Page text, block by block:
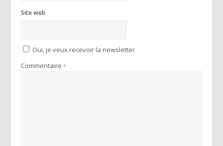
Site web
Oui, je veux recevoir la newsletter
Commentaire*